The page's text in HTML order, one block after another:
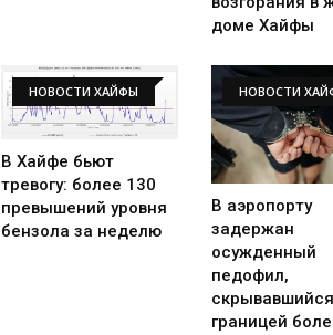
доме Хайфы
НОВОСТИ ХАЙФЫ
В Хайфе бьют
тревогу: более 130
превышений уровня
бензола за неделю
НОВОСТИ
В аэропорту
задержан
осужденный
педофил,
границей